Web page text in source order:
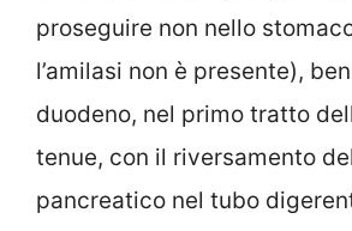
proseguire non nello
l’amilasi non è presente),
duodeno, nel primo tratto
tenue, con il riversamento
pancreatico nel tubo